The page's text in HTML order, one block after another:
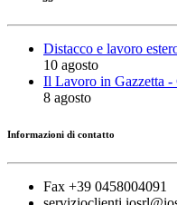
Distacco e lavoro
10 agosto
Il Lavoro in Gazzetta
8 agosto
Informazioni di contatto
Fax +39 0458004091